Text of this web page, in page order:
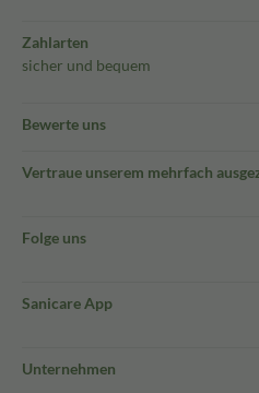
Zahlarten
sicher und bequem
Bewerte uns
Vertraue unserem mehrfach
Folge uns
Sanicare App
Unternehmen